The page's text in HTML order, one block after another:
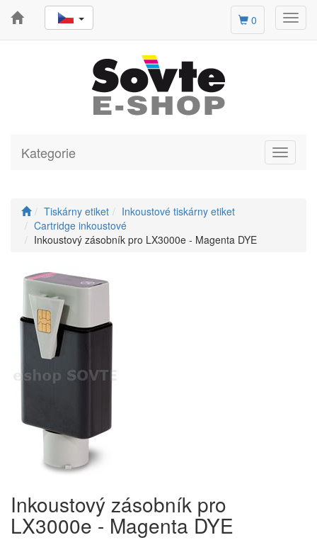
0
Toggle
Kategorie
Tiskárny etiket
Inkoustové tiskárny etiket
Cartridge inkoustové
Inkoustový zásobník pro LX3000e - Magenta DYE
Inkoustový zásobník pro
LX3000e - Magenta DYE